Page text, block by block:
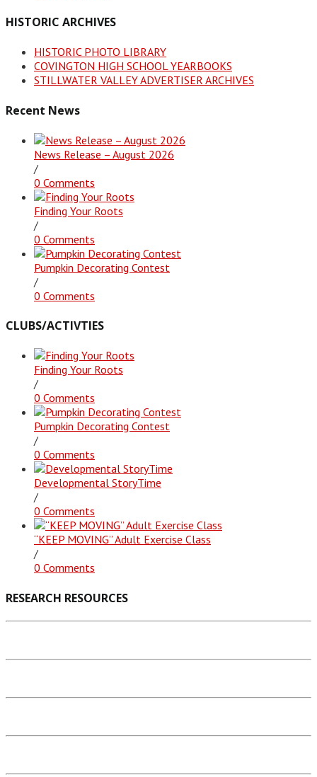
HISTORIC ARCHIVES
HISTORIC PHOTO LIBRARY
COVINGTON HIGH SCHOOL YEARBOOKS
STILLWATER VALLEY ADVERTISER ARCHIVES
Recent News
News Release – August 2026
/
0 Comments
Finding Your Roots
/
0 Comments
Pumpkin Decorating Contest
/
0 Comments
CLUBS/ACTIVTIES
Finding Your Roots
/
0 Comments
Pumpkin Decorating Contest
/
0 Comments
Developmental StoryTime
/
0 Comments
“KEEP MOVING” Adult Exercise Class
/
0 Comments
RESEARCH RESOURCES